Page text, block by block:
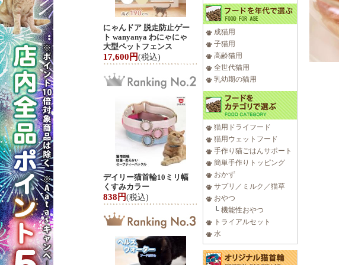
にゃんドア 脱走防止ゲー
ト wanyanya わにゃにゃ
大型ペットフェンス
17,600円(税込)
デイリー猫首輪10ミリ幅
くすみカラー
838円(税込)
成猫用
子猫用
高齢猫用
全世代猫用
乳幼期の猫用
猫用ドライフード
猫用ウェットフード
手作り猫ごはんサポート
簡単手作りトッピング
おかず
サプリ／ミルク／猫草
おやつ
└ 機能性おやつ
トライアルセット
水